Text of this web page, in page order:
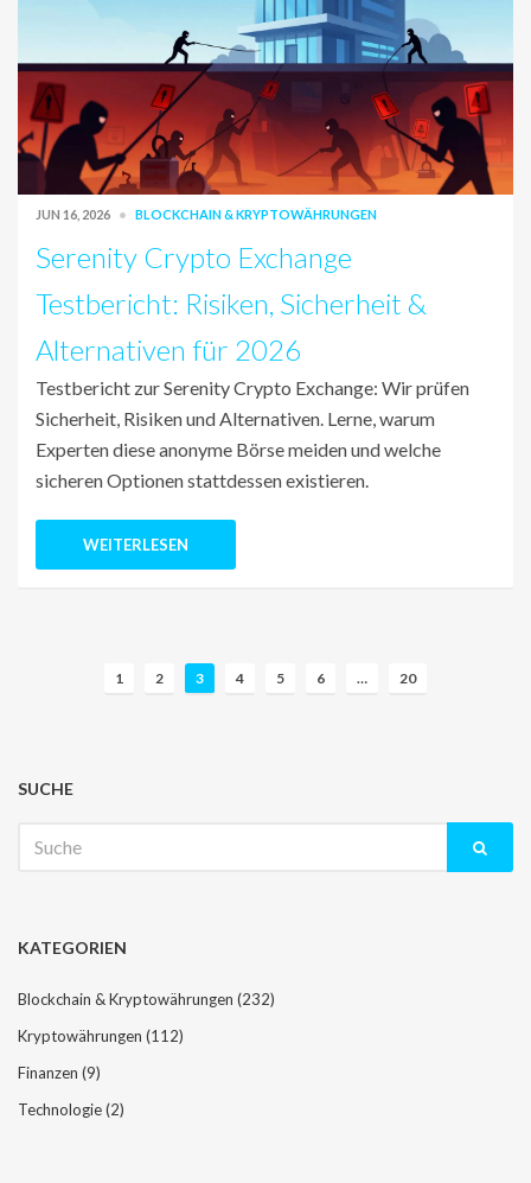
JUN 16, 2026 BLOCKCHAIN & KRYPTOWÄHRUNGEN
Serenity Crypto Exchange
Testbericht: Risiken, Sicherheit &
Alternativen für 2026
Testbericht zur Serenity Crypto Exchange: Wir prüfen
Sicherheit, Risiken und Alternativen. Lerne, warum
Experten diese anonyme Börse meiden und welche
sicheren Optionen stattdessen existieren.
WEITERLESEN
r
a
v
g
a
t
1 2 3 4 5 6 … 20
SUCHE
nach:
KATEGORIEN
Blockchain & Kryptowährungen (232)
Kryptowährungen (112)
Finanzen (9)
Technologie(2)